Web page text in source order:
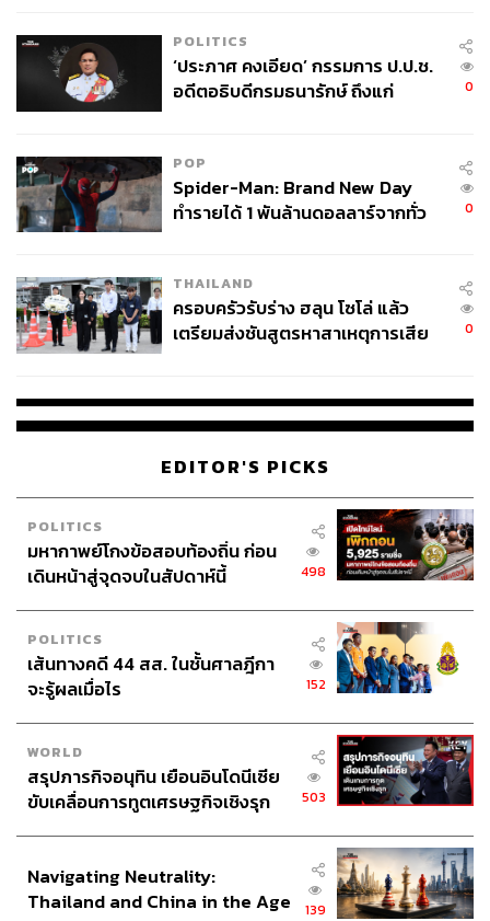
POLITICS
‘ประภาศ คงเอียด’ กรรมการ ป.ป.ช.
อดีตอธิบดีกรมธนารักษ์ ถึงแก่
0
POP
Spider-Man: Brand New Day
ทำรายได้ 1 พันล้านดอลลาร์จากทั่ว
0
THAILAND
ครอบครัวรับร่าง ฮลุน โซโล่ แล้ว
เตรียมส่งชันสูตรหาสาเหตุการเสีย
0
EDITOR'S PICKS
POLITICS
มหากาพย์โกงข้อสอบท้องถิ่น ก่อน
เดินหน้าสู่จุดจบในสัปดาห์นี้
498
POLITICS
เส้นทางคดี 44 สส. ในชั้นศาลฎีกา
จะรู้ผลเมื่อไร
152
WORLD
สรุปภารกิจอนุทิน เยือนอินโดนีเซีย
ขับเคลื่อนการทูตเศรษฐกิจเชิงรุก
503
Navigating Neutrality:
Thailand and China in the Age
139